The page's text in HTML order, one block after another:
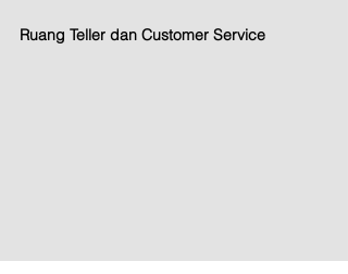
Ruang Teller dan Customer Service